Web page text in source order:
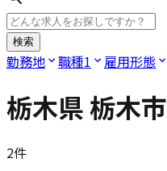
検索
勤務地 職種1 雇用形態
栃木県 栃木市
2件